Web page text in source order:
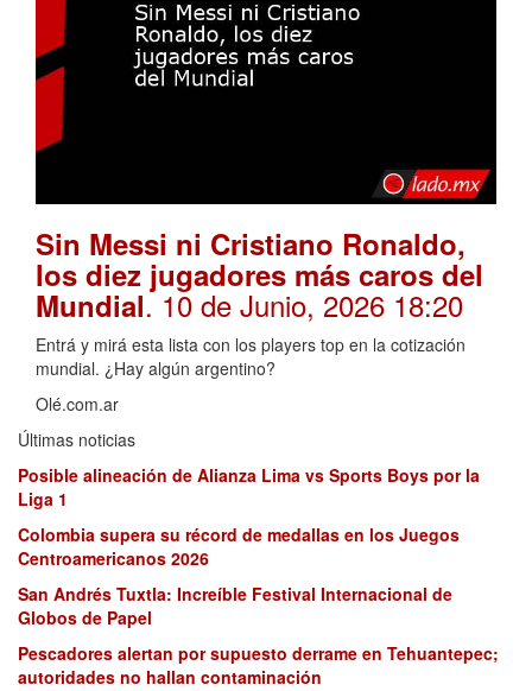
Sin Messi ni Cristiano Ronaldo,
los diez jugadores más caros del
Mundial. 10 de Junio, 2026 18:20
Entrá y mirá esta lista con los players top en la cotización
mundial. ¿Hay algún argentino?
Olé.com.ar
Últimas noticias
Posible alineación de Alianza Lima vs Sports Boys por la
Liga 1
Colombia supera su récord de medallas en los Juegos
Centroamericanos 2026
San Andrés Tuxtla: Increíble Festival Internacional de
Globos de Papel
Pescadores alertan por supuesto derrame en Tehuantepec;
autoridades no hallan contaminación